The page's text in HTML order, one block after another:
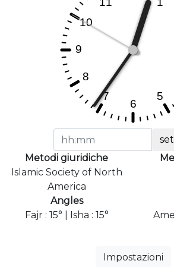
Metodi giuridiche
Islamic Society of North
America
Angles
Fajr : 15° | Isha : 15°
Impostazioni